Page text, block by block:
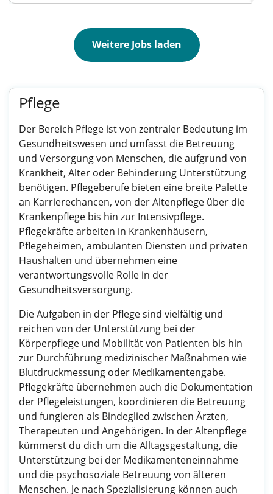
Weitere Jobs laden
Pflege
Der Bereich Pflege ist von zentraler Bedeutung im
Gesundheitswesen und umfasst die Betreuung
und Versorgung von Menschen, die aufgrund von
Krankheit, Alter oder Behinderung Unterstützung
benötigen. Pflegeberufe bieten eine breite Palette
an Karrierechancen, von der Altenpflege über die
Krankenpflege bis hin zur Intensivpflege.
Pflegekräfte arbeiten in Krankenhäusern,
Pflegeheimen, ambulanten Diensten und privaten
Haushalten und übernehmen eine
verantwortungsvolle Rolle in der
Gesundheitsversorgung.
Die Aufgaben in der Pflege sind vielfältig und
reichen von der Unterstützung bei der
Körperpflege und Mobilität von Patienten bis hin
zur Durchführung medizinischer Maßnahmen wie
Blutdruckmessung oder Medikamentengabe.
Pflegekräfte übernehmen auch die Dokumentation
der Pflegeleistungen, koordinieren die Betreuung
und fungieren als Bindeglied zwischen Ärzten,
Therapeuten und Angehörigen. In der Altenpflege
kümmerst du dich um die Alltagsgestaltung, die
Unterstützung bei der Medikamenteneinnahme
und die psychosoziale Betreuung von älteren
Menschen. Je nach Spezialisierung können auch